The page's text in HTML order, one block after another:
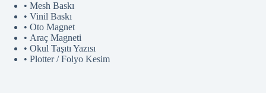
• Mesh Baskı
• Vinil Baskı
• Oto Magnet
• Araç Magneti
• Okul Taşıtı Yazısı
• Plotter / Folyo Kesim